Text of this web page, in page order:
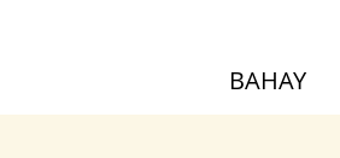
BAHAY